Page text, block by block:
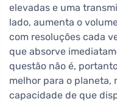
elevadas e uma
lado, aumenta o
com resoluções cada
que absorve
questão não é,
melhor para o planeta,
capacidade de que